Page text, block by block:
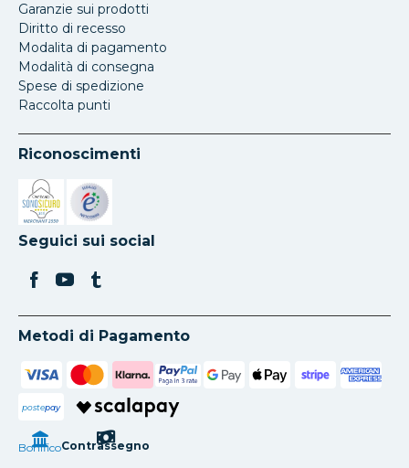
Garanzie sui prodotti
Diritto di recesso
Modalita di pagamento
Modalità di consegna
Spese di spedizione
Raccolta punti
Riconoscimenti
Si apre in una nuova scheda
Si apre in una nuova scheda
Seguici sui social
Metodi di Pagamento
postepay
BonificoContrassegno